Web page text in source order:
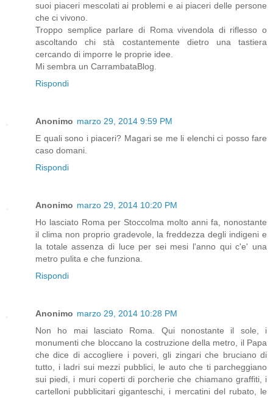
suoi piaceri mescolati ai problemi e ai piaceri delle persone
che ci vivono.
Troppo semplice parlare di Roma vivendola di riflesso o
ascoltando chi stà costantemente dietro una tastiera
cercando di imporre le proprie idee.
Mi sembra un CarrambataBlog.
Rispondi
Anonimo marzo 29, 2014 9:59 PM
E quali sono i piaceri? Magari se me li elenchi ci posso fare
caso domani.
Rispondi
Anonimo marzo 29, 2014 10:20 PM
Ho lasciato Roma per Stoccolma molto anni fa, nonostante
il clima non proprio gradevole, la freddezza degli indigeni e
la totale assenza di luce per sei mesi l'anno qui c'e' una
metro pulita e che funziona.
Rispondi
Anonimo marzo 29, 2014 10:28 PM
Non ho mai lasciato Roma. Qui nonostante il sole, i
monumenti che bloccano la costruzione della metro, il Papa
che dice di accogliere i poveri, gli zingari che bruciano di
tutto, i ladri sui mezzi pubblici, le auto che ti parcheggiano
sui piedi, i muri coperti di porcherie che chiamano graffiti, i
cartelloni pubblicitari giganteschi, i mercatini del rubato, le